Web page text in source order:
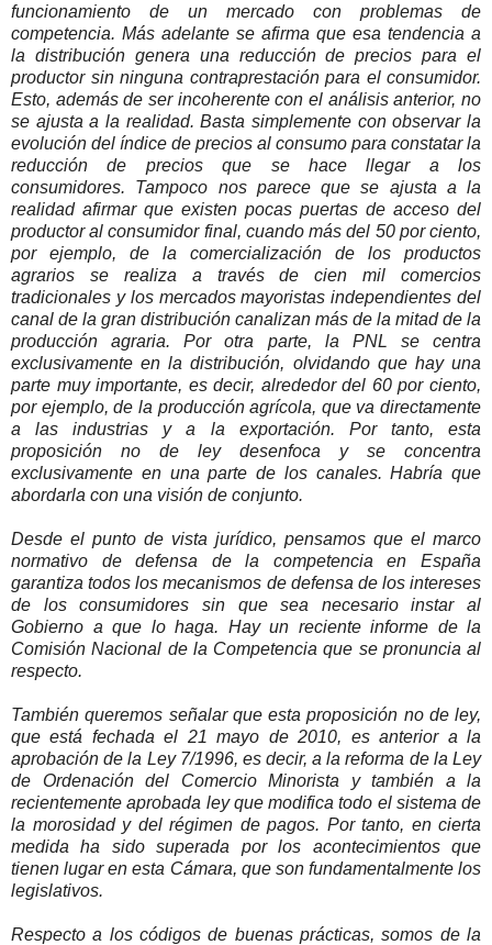
funcionamiento de un mercado con problemas de
competencia. Más adelante se afirma que esa tendencia a
la distribución genera una reducción de precios para el
productor sin ninguna contraprestación para el consumidor.
Esto, además de ser incoherente con el análisis anterior, no
se ajusta a la realidad. Basta simplemente con observar la
evolución del índice de precios al consumo para constatar la
reducción de precios que se hace llegar a los
consumidores. Tampoco nos parece que se ajusta a la
realidad afirmar que existen pocas puertas de acceso del
productor al consumidor final, cuando más del 50 por ciento,
por ejemplo, de la comercialización de los productos
agrarios se realiza a través de cien mil comercios
tradicionales y los mercados mayoristas independientes del
canal de la gran distribución canalizan más de la mitad de la
producción agraria. Por otra parte, la PNL se centra
exclusivamente en la distribución, olvidando que hay una
parte muy importante, es decir, alrededor del 60 por ciento,
por ejemplo, de la producción agrícola, que va directamente
a las industrias y a la exportación. Por tanto, esta
proposición no de ley desenfoca y se concentra
exclusivamente en una parte de los canales. Habría que
abordarla con una visión de conjunto.
Desde el punto de vista jurídico, pensamos que el marco
normativo de defensa de la competencia en España
garantiza todos los mecanismos de defensa de los intereses
de los consumidores sin que sea necesario instar al
Gobierno a que lo haga. Hay un reciente informe de la
Comisión Nacional de la Competencia que se pronuncia al
respecto.
También queremos señalar que esta proposición no de ley,
que está fechada el 21 mayo de 2010, es anterior a la
aprobación de la Ley 7/1996, es decir, a la reforma de la Ley
de Ordenación del Comercio Minorista y también a la
recientemente aprobada ley que modifica todo el sistema de
la morosidad y del régimen de pagos. Por tanto, en cierta
medida ha sido superada por los acontecimientos que
tienen lugar en esta Cámara, que son fundamentalmente los
legislativos.
Respecto a los códigos de buenas prácticas, somos de la